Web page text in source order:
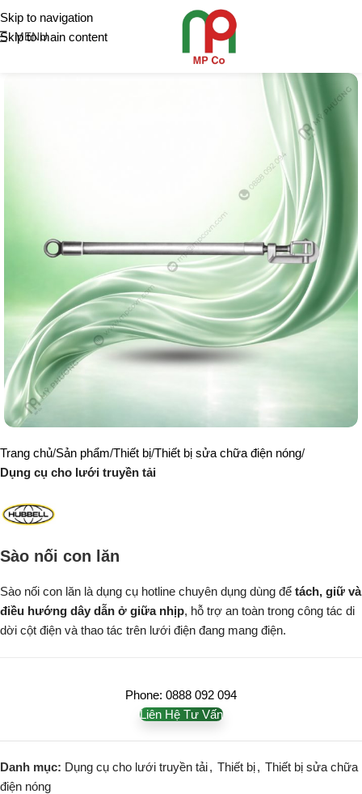
Skip to navigation
Skip to main content
MENU
Trang chủ Sản phẩm Thiết bị Thiết bị sửa chữa điện nóng
Dụng cụ cho lưới truyền tải
Sào nối con lăn
Sào nối con lăn là dụng cụ hotline chuyên dụng dùng để tách, giữ và
điều hướng dây dẫn ở giữa nhịp, hỗ trợ an toàn trong công tác di
dời cột điện và thao tác trên lưới điện đang mang điện.
Phone: 0888 092 094
Liên Hệ Tư Vấn
Danh mục: Dụng cụ cho lưới truyền tải, Thiết bị, Thiết bị sửa chữa
điện nóng